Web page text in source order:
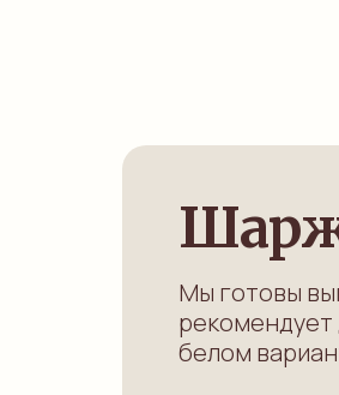
Шарж
Мы готовы
рекомендует
белом